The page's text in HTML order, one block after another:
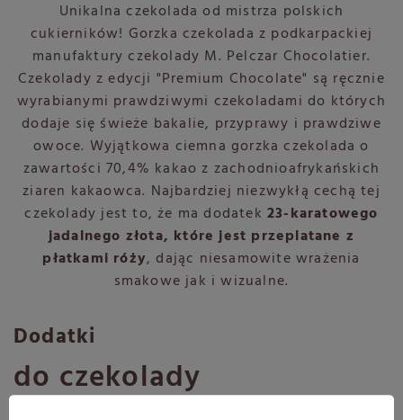
Unikalna czekolada od mistrza polskich
cukierników! Gorzka czekolada z podkarpackiej
manufaktury czekolady M. Pelczar Chocolatier.
Czekolady z edycji "Premium Chocolate" są ręcznie
wyrabianymi prawdziwymi czekoladami do których
dodaje się świeże bakalie, przyprawy i prawdziwe
owoce. Wyjątkowa ciemna gorzka czekolada o
zawartości 70,4% kakao z zachodnioafrykańskich
ziaren kakaowca. Najbardziej niezwykłą cechą tej
czekolady jest to, że ma dodatek 23-karatowego
jadalnego złota, które jest przeplatane z
płatkami róży, dając niesamowite wrażenia
smakowe jak i wizualne.
Dodatki
do czekolady